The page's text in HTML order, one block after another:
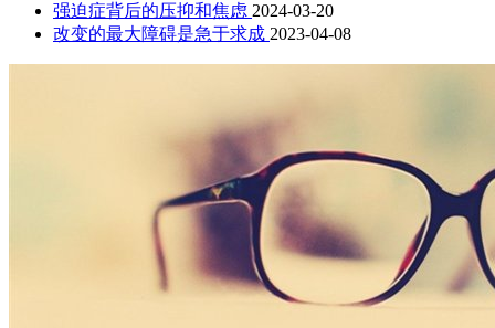
强迫症背后的压抑和焦虑 2024-03-20
改变的最大障碍是急于求成 2023-04-08